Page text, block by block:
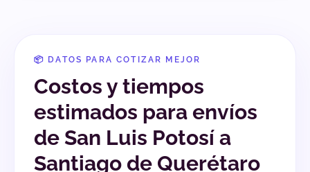
📦 DATOS PARA COTIZAR MEJOR
Costos y tiempos
estimados para envíos
de San Luis Potosí a
Santiago de Querétaro